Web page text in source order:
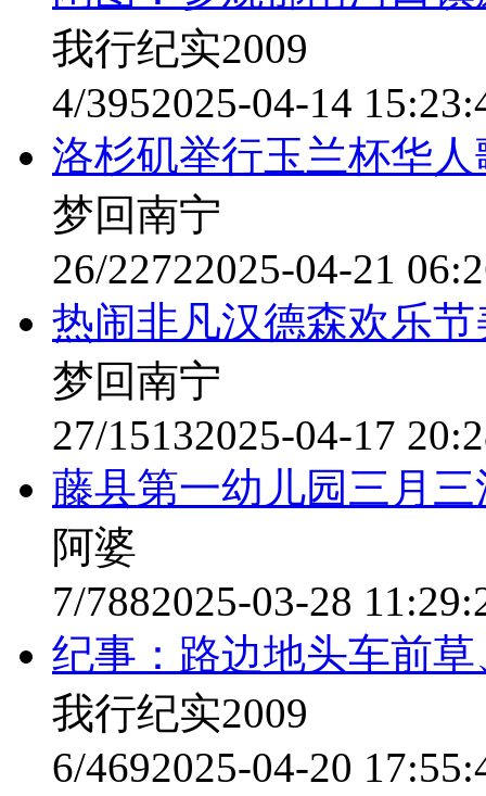
我行纪实2009
4/3952025-04-14
洛杉矶举行玉兰杯华
梦回南宁
26/22722025-04-21
热闹非凡汉德森欢乐
梦回南宁
27/15132025-04-17
藤县第一幼儿园三月三
阿婆
7/7882025-03-28
纪事：路边地头车前
我行纪实2009
6/4692025-04-20